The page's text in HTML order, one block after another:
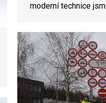
moderní technice